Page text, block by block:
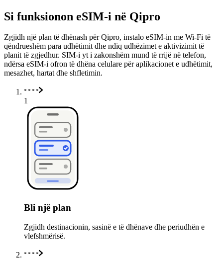
Si funksionon eSIM-i në Qipro
Zgjidh një plan të dhënash për Qipro, instalo eSIM-in me Wi-Fi të
qëndrueshëm para udhëtimit dhe ndiq udhëzimet e aktivizimit të
planit të zgjedhur. SIM-i yt i zakonshëm mund të rrijë në telefon,
ndërsa eSIM-i ofron të dhëna celulare për aplikacionet e udhëtimit,
mesazhet, hartat dhe shfletimin.
1
Bli një plan
Zgjidh destinacionin, sasinë e të dhënave dhe periudhën e
vlefshmërisë.